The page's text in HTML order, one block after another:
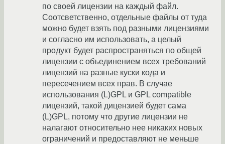
по своей лицензии на каждый файл.
Соотсветственно, отдельные файлы от туда
можно будет взять под разными лицензиями
и согласно им использовать, а целый
продукт будет распространяться по общей
лицензии с объединением всех требований
лицензий на разные куски кода и
пересечением всех прав. В случае
использования (L)GPL и GPL compatible
лицензий, такой дицензией будет сама
(L)GPL, потому что другие лицензии не
налагают относительно нее никаких новых
ограничений и предоставляют не меньше